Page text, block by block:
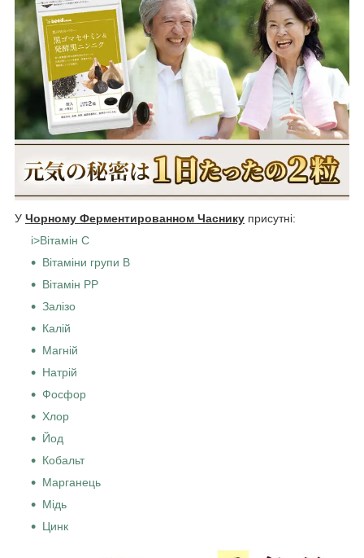
У Чорному Ферментированном Часнику присутні:
i>Вітамін С
Вітаміни групи В
Вітамін РР
Залізо
Калій
Магній
Натрій
Фосфор
Хлор
Йод
Кобальт
Марганець
Мідь
Цинк